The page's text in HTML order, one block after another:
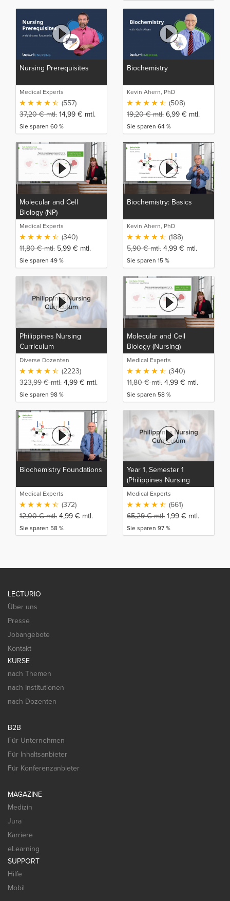
Nursing Prerequisites
Medical Experts
(557)
37,20€mtl. 14,99 € mtl.
Sie sparen 60 %
Biochemistry
Kevin Ahern, PhD
(508)
19,20€mtl. 6,99 € mtl.
Sie sparen 64 %
Molecular and Cell
Biology (NP)
Medical Experts
(340)
11,80€mtl. 5,99 € mtl.
Sie sparen 49 %
Biochemistry: Basics
Kevin Ahern, PhD
(188)
5,90€mtl. 4,99 € mtl.
Sie sparen 15 %
Philippines Nursing
Curriculum
Diverse Dozenten
(2223)
323,99€mtl. 4,99 € mtl.
Sie sparen 98 %
Molecular and Cell
Biology (Nursing)
Medical Experts
(340)
11,80€mtl. 4,99 € mtl.
Sie sparen 58 %
Biochemistry Foundations
Medical Experts
(372)
12,00€mtl. 4,99 € mtl.
Sie sparen 58 %
Year 1, Semester 1
(Philippines Nursing
Curriculum)
Medical Experts
(661)
65,29€mtl. 1,99 € mtl.
Sie sparen 97 %
LECTURIO
Über uns
Presse
Jobangebote
Kontakt
KURSE
nach Themen
nach Institutionen
nach Dozenten
B2B
Für Unternehmen
Für Inhaltsanbieter
Für Konferenzanbieter
MAGAZINE
Medizin
Jura
Karriere
eLearning
SUPPORT
Hilfe
Mobil